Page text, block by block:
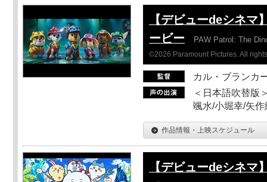
【デビューdeシネマ
ービー
PAW Patrol: The
©2026 Paramount Pictures. All
カル・ブランカ
＜日本語吹替版
颯水/小堀幸/矢作
作品情報・上映スケジュール
【デビューdeシネマ